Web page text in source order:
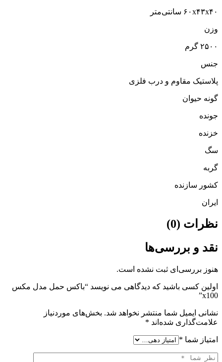
۶۰x۴۳x۴۰ سانتی‌متر
وزن
۲۵۰۰ گرم
جنس
پلاستیک مقاوم و درب فلزی
گونه حیوان
جونده
خزنده
سگ
گربه
کشور سازنده
ایران
نظرات (0)
نقد و بررسی‌ها
هنوز بررسی‌ای ثبت نشده است.
اولین کسی باشید که دیدگاهی می نویسد “باکس حمل مدل مکس
x100”
نشانی ایمیل شما منتشر نخواهد شد. بخش‌های موردنیاز
علامت‌گذاری شده‌اند *
امتیاز شما *